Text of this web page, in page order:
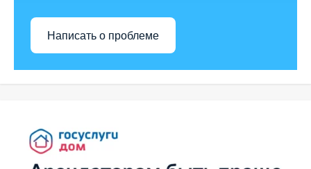
Написать о проблеме